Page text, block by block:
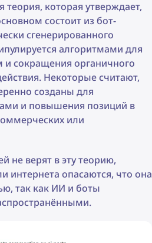
теория, которая утверждает,
состоит из бот-
сгенерированного
алгоритмами для
и сокращения органичного
Некоторые считают,
созданы для
и повышения позиций в
или
не верят в эту теорию,
интернета опасаются, что она
так как ИИ и боты